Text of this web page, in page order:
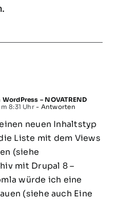
– NOVATREND
8:31 Uhr- Antworten
neuen Inhaltstyp
Liste mit dem Views
(siehe
mit Drupal 8 –
würde ich eine
(siehe auch Eine